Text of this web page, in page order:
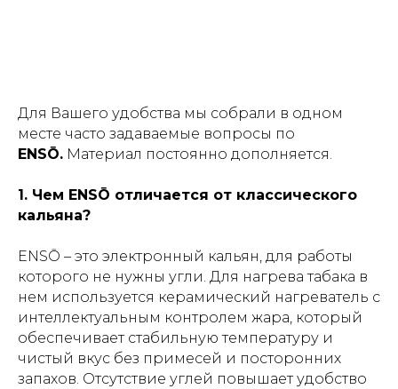
Для Вашего удобства мы собрали в одном
месте часто задаваемые вопросы по
ENSŌ. Материал постоянно дополняется.
1. Чем ENSŌ отличается от классического
кальяна?
ENSŌ – это электронный кальян, для работы
которого не нужны угли. Для нагрева табака в
нем используется керамический нагреватель с
интеллектуальным контролем жара, который
обеспечивает стабильную температуру и
чистый вкус без примесей и посторонних
запахов. Отсутствие углей повышает удобство